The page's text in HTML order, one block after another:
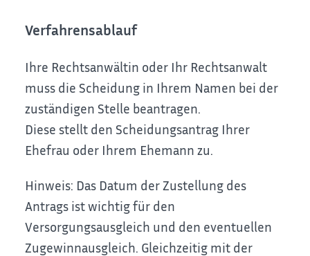
Verfahrensablauf
Ihre Rechtsanwältin oder Ihr Rechtsanwalt
muss die Scheidung in Ihrem Namen bei der
zuständigen Stelle beantragen.
Diese stellt den Scheidungsantrag Ihrer
Ehefrau oder Ihrem Ehemann zu.
Hinweis: Das Datum der Zustellung des
Antrags ist wichtig für den
Versorgungsausgleich und den eventuellen
Zugewinnausgleich. Gleichzeitig mit der